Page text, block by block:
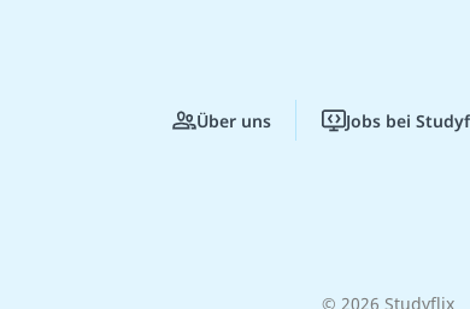
Über uns Jobs bei
© 2026 Studyflix